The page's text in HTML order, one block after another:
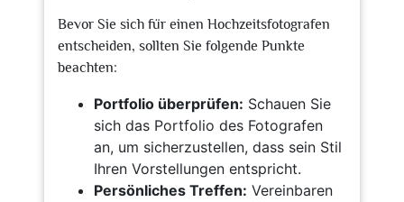
Bevor Sie sich für einen Hochzeitsfotografen
entscheiden, sollten Sie folgende Punkte
beachten:
Portfolio überprüfen: Schauen Sie
sich das Portfolio des Fotografen
an, um sicherzustellen, dass sein Stil
Ihren Vorstellungen entspricht.
Persönliches Treffen: Vereinbaren